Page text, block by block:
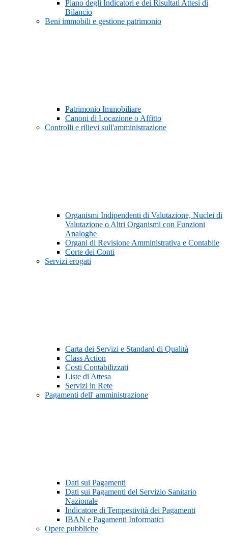
Piano degli Indicatori e dei Risultati Attesi di
Bilancio
Beni immobili e gestione patrimonio
Patrimonio Immobiliare
Canoni di Locazione o Affitto
Controlli e rilievi sull'amministrazione
Organismi Indipendenti di Valutazione, Nuclei di
Valutazione o Altri Organismi con Funzioni
Analoghe
Organi di Revisione Amministrativa e Contabile
Corte dei Conti
Servizi erogati
Carta dei Servizi e Standard di Qualità
Class Action
Costi Contabilizzati
Liste di Attesa
Servizi in Rete
Pagamenti dell' amministrazione
Dati sui Pagamenti
Dati sui Pagamenti del Servizio Sanitario
Nazionale
Indicatore di Tempestività dei Pagamenti
IBAN e Pagamenti Informatici
Opere pubbliche